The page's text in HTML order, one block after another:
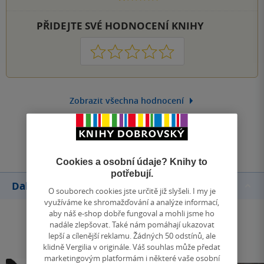
PŘIDEJTE SVÉ HODNOCENÍ KNIHY
1 2 3 4 5
Zobrazit všechna hodnocení
Přidat hodnocení
Další knihy autora
Cookies a osobní údaje? Knihy to
potřebují.
O souborech cookies jste určitě již slyšeli. I my je
využíváme ke shromažďování a analýze informací,
aby náš e-shop dobře fungoval a mohli jsme ho
nadále zlepšovat. Také nám pomáhají ukazovat
lepší a cílenější reklamu. Žádných 50 odstínů, ale
klidně Vergilia v originále. Váš souhlas může předat
marketingovým platformám i některé vaše osobní